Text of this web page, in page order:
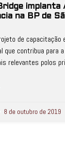
implanta
na BP de
de capacitação
que contribua para
relevantes polos
8 de outubro de 2019